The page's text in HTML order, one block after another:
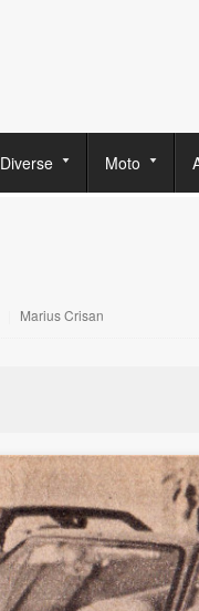
Diverse Moto
Marius Crisan